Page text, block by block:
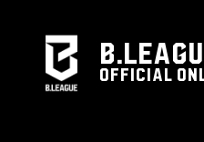
OFFICIAL